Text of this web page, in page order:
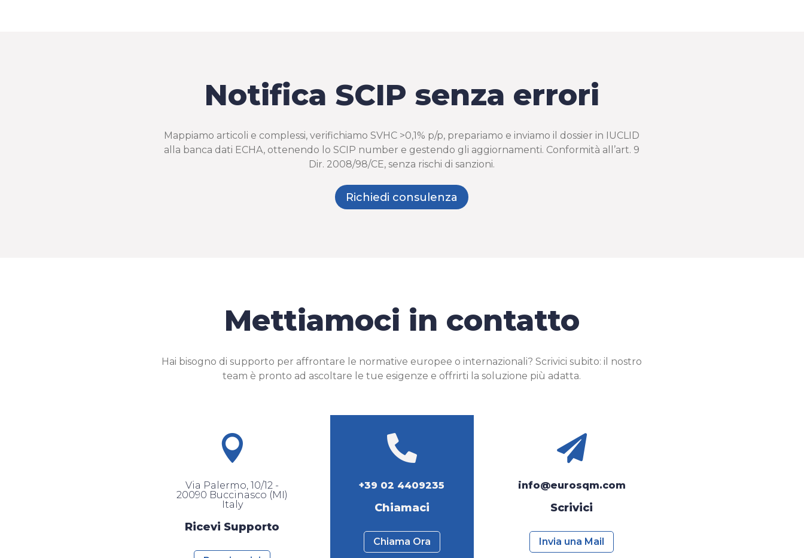
Notifica SCIP senza errori
Mappiamo articoli e complessi, verifichiamo SVHC >0,1% p/p, prepariamo e inviamo il dossier in IUCLID
alla banca dati ECHA, ottenendo lo SCIP number e gestendo gli aggiornamenti. Conformità all’art. 9
Dir. 2008/98/CE, senza rischi di sanzioni.
Richiedi consulenza
Mettiamoci in contatto
Hai bisogno di supporto per affrontare le normative europee o internazionali? Scrivici subito: il nostro
team è pronto ad ascoltare le tue esigenze e offrirti la soluzione più adatta.

Ricevi Supporto
Via Palermo, 10/12 -
20090 Buccinasco (MI)
Italy

Chiamaci
+39 02 4409235
Chiama Ora

Scrivici
info@eurosqm.com
Invia una Mail